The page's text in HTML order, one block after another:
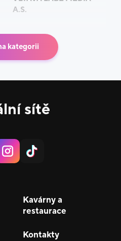
A.S.
kategorii
sítě
Kavárny a
restaurace
Kontakty